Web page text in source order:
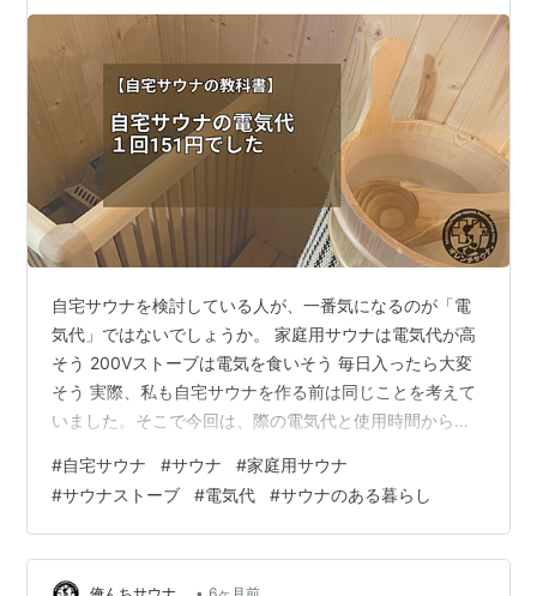
自宅サウナを検討している人が、一番気になるのが「電
気代」ではないでしょうか。 家庭用サウナは電気代が高
そう 200Vストーブは電気を食いそう 毎日入ったら大変
そう 実際、私も自宅サウナを作る前は同じことを考えて
いました。そこで今回は、際の電気代と使用時間からリ
が家の場合は🔥 自宅サウナ1回 約151円でした。 結論 我
が家の自宅サウナ（2.7kW）の電気代は、予熱込みで 1回
約151円でした。 自宅サウナの電気代は高いと言われる
理由 自宅サウナが高いと言われる理由はシンプルです。
#自宅サウナ #サウナ #家庭用サウナ
#サウナストーブ #電気代 #サウナのある暮らし